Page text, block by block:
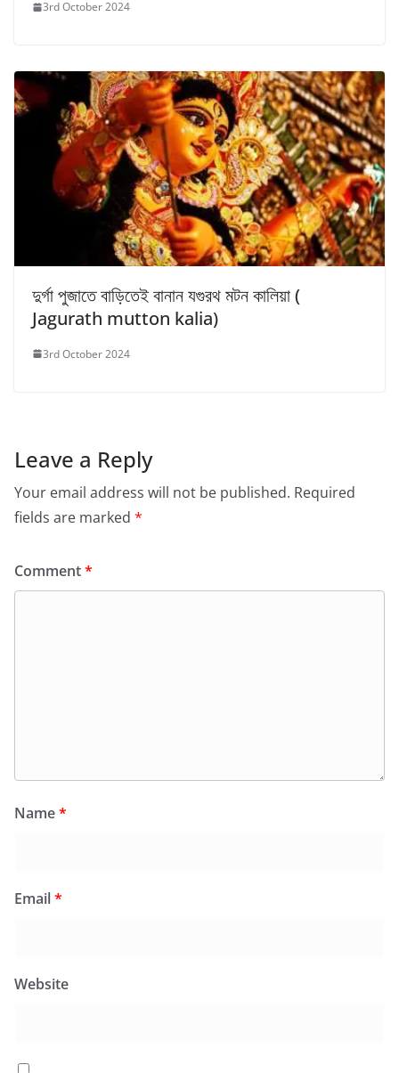
3rd October 2024
দুর্গা পুজাতে বাড়িতেই বানান যগুরথ মটন কালিয়া (
Jagurath mutton kalia)
3rd October 2024
Leave a Reply
Your email address will not be published. Required
fields are marked *
Comment*
Name*
Email*
Website